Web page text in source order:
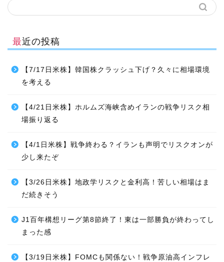
最近の投稿
【7/17日米株】韓国株クラッシュ下げ？久々に相場環境
を考える
【4/21日米株】ホルムズ海峡含めイランの戦争リスク相
場振り返る
【4/1日米株】戦争終わる？イランも声明でリスクオンが
少し来たぞ
【3/26日米株】地政学リスクと金利高！苦しい相場はま
だ続きそう
J1百年構想リーグ第8節終了！東は一部勝負が終わってし
まった感
【3/19日米株】FOMCも関係ない！戦争原油高インフレ